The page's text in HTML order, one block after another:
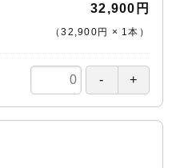
32,900円
（32,900円 × 1本 ）